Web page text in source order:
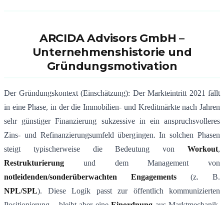
ARCIDA Advisors GmbH –
Unternehmenshistorie und
Gründungsmotivation
Der Gründungskontext (Einschätzung): Der Markteintritt 2021 fällt
in eine Phase, in der die Immobilien- und Kreditmärkte nach Jahren
sehr günstiger Finanzierung sukzessive in ein anspruchsvolleres
Zins- und Refinanzierungsumfeld übergingen. In solchen Phasen
steigt typischerweise die Bedeutung von Workout,
Restrukturierung und dem Management von
notleidenden/sonderüberwachten Engagements (z. B.
NPL/SPL). Diese Logik passt zur öffentlich kommunizierten